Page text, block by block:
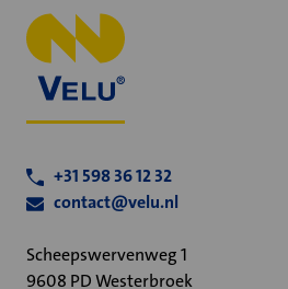
+31 598 36 12 32
contact@velu.nl
Scheepswervenweg 1
9608 PD Westerbroek